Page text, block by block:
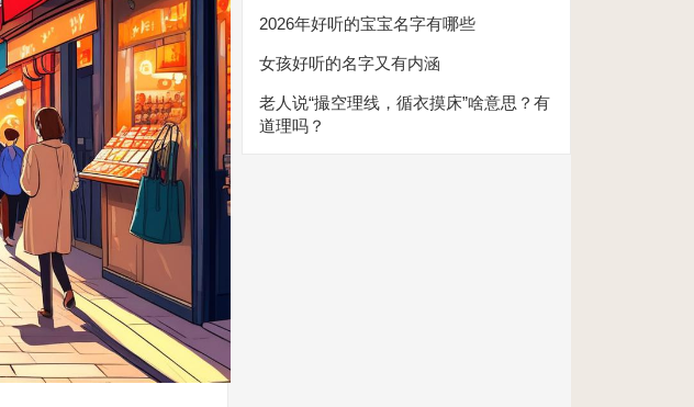
2026年好听的宝宝名字有哪些
女孩好听的名字又有内涵
老人说“撮空理线，循衣摸床”啥意思？有
道理吗？